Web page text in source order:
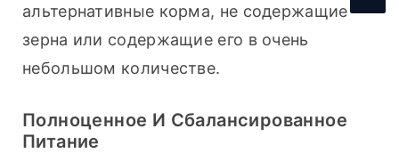
альтернативные корма, не содержащие
зерна или содержащие его в очень
небольшом количестве.
Полноценное И Сбалансированное
Питание